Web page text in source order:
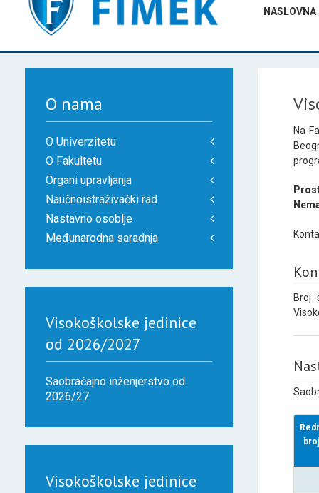
NASLOVNA
Na
Broj
broj
O nama
O Univerzitetu
O Fakultetu
Organi upravljanja
Naučnoistraživački rad
Nastavno osoblje
Međunarodna saradnja
Visokoškolske jedinice
od 2026/2027
Saobraćajno inženjerstvo od
2026/27
Visokoškolske jedinice